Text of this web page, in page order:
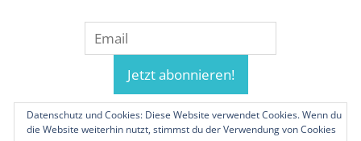
Datenschutz und Cookies: Diese Website verwendet Cookies. Wenn du
die Website weiterhin nutzt, stimmst du der Verwendung von Cookies